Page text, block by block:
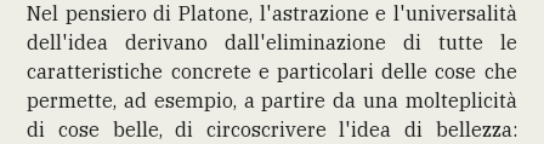
Nel pensiero di Platone, l'astrazione e l'universalità
dell'idea derivano dall'eliminazione di tutte le
caratteristiche concrete e particolari delle cose che
permette, ad esempio, a partire da una molteplicità
di cose belle, di circoscrivere l'idea di bellezza: